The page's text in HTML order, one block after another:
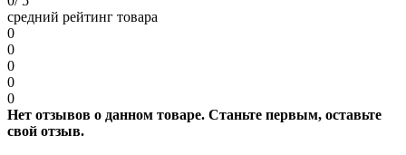
средний рейтинг товара
0
0
0
0
0
Нет отзывов о данном товаре. Станьте первым, оставьте
свой отзыв.